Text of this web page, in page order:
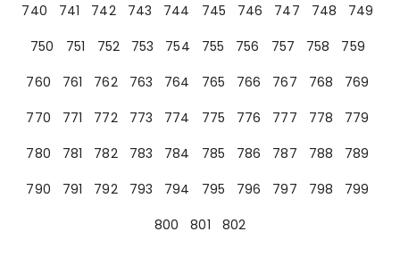
740
741 742 743 744 745 746 747 748
749
750
751 752 753 754 755 756 757 758
759
760
761 762 763 764 765 766 767 768
769
770
771 772 773 774 775 776 777 778
779
780
781 782 783 784 785 786 787 788
789
790
791 792 793 794 795 796 797 798
799
800
801 802